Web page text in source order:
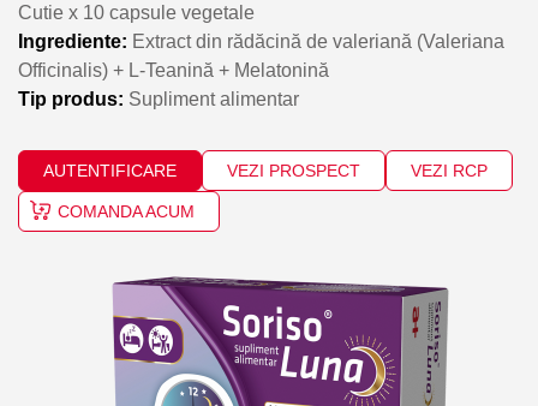
Cutie x 10 capsule vegetale
Ingrediente: Extract din rădăcină de valeriană (Valeriana
Officinalis) + L-Teanină + Melatonină
Tip produs: Supliment alimentar
AUTENTIFICARE VEZI PROSPECT VEZI RCP
COMANDA ACUM